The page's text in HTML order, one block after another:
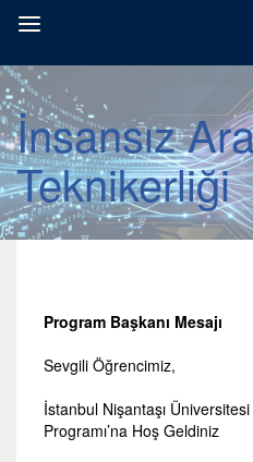
İnsansız
Teknikerliği
Program Başkanı Mesajı
Sevgili Öğrencimiz,
İstanbul Nişantaşı
Programı’na Hoş Geldiniz